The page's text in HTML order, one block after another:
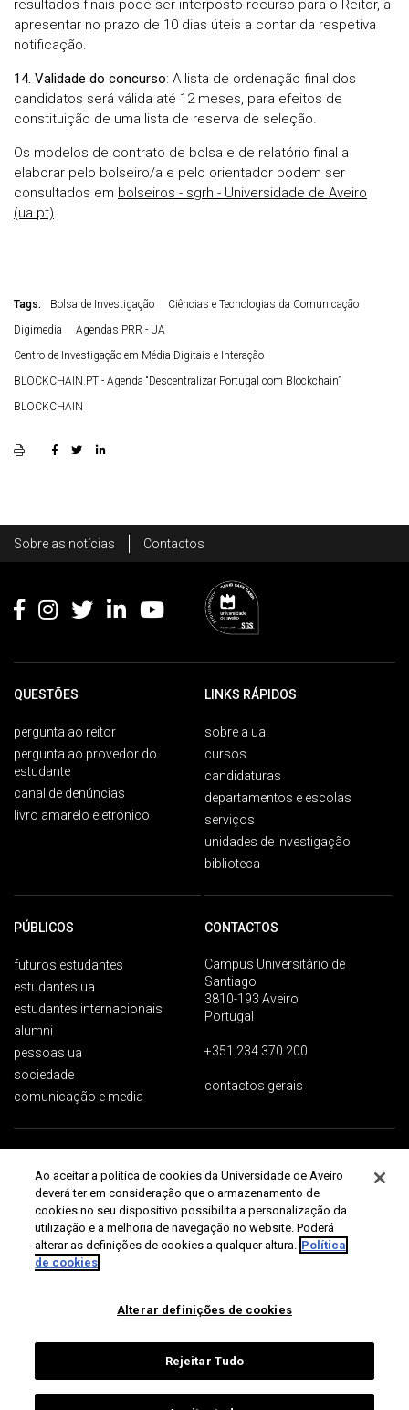
resultados finais pode ser interposto recurso para o Reitor, a
apresentar no prazo de 10 dias úteis a contar da respetiva
notificação.
14. Validade do concurso: A lista de ordenação final dos
candidatos será válida até 12 meses, para efeitos de
constituição de uma lista de reserva de seleção.
Os modelos de contrato de bolsa e de relatório final a
elaborar pelo bolseiro/a e pelo orientador podem ser
consultados em bolseiros - sgrh - Universidade de Aveiro
(ua.pt).
Tags: Bolsa de Investigação
Ciências e Tecnologias da Comunicação
Digimedia
Agendas PRR - UA
Centro de Investigação em Média Digitais e Interação
BLOCKCHAIN.PT - Agenda “Descentralizar Portugal com Blockchain”
BLOCKCHAIN
Footer
Sobre as notícias Contactos
QUESTÕES
pergunta ao reitor
pergunta ao provedor do
estudante
canal de denúncias
livro amarelo eletrónico
LINKS RÁPIDOS
sobre a ua
cursos
candidaturas
departamentos e escolas
serviços
unidades de investigação
biblioteca
PÚBLICOS
futuros estudantes
estudantes ua
estudantes internacionais
alumni
pessoas ua
sociedade
comunicação e media
CONTACTOS
Campus Universitário de
Santiago
3810-193 Aveiro
Portugal
+351 234 370 200
contactos gerais
Universidade de Aveiro 2026
Ao aceitar a política de cookies da Universidade de Aveiro
deverá ter em consideração que o armazenamento de
cookies no seu dispositivo possibilita a personalização da
utilização e a melhoria de navegação no website. Poderá
alterar as definições de cookies a qualquer altura. Política
de cookies
Alterar definições de cookies
Rejeitar Tudo